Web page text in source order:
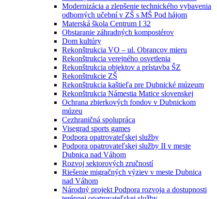
Modernizácia a zlepšenie technického vybavenia
odborných učební v ZŠ s MŠ Pod hájom
Materská škola Centrum I 32
Obstaranie záhradných kompostérov
Dom kultúry
Rekonštrukcia VO – ul. Obrancov mieru
Rekonštrukcia verejného osvetlenia
Rekonštrukcia objektov a prístavba ŠZ
Rekonštrukcie ZŠ
Rekonštrukcia kaštieľa pre Dubnické múzeum
Rekonštrukcia Námestia Matice slovenskej
Ochrana zbierkových fondov v Dubnickom
múzeu
Cezhraničná spolupráca
Visegrad sports games
Podpora opatrovateľskej služby
Podpora opatrovateľskej služby II v meste
Dubnica nad Váhom
Rozvoj sektorových zručností
Riešenie migračných výziev v meste Dubnica
nad Váhom
Národný projekt Podpora rozvoja a dostupnosti